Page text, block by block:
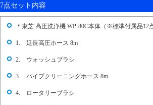
7点セット内容
＊東芝 高圧洗浄機 WP-80C本体（※標準付属品12
1. 延長高圧ホース 8m
2. ウォッシュブラシ
3. パイプクリーニングホース 8m
4. ロータリーブラシ